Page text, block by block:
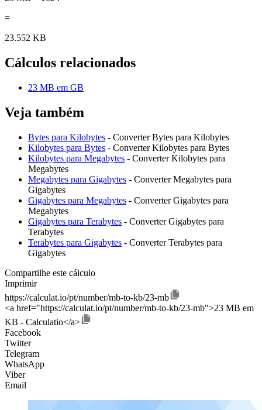
=
23.552 KB
Cálculos relacionados
23 MB em GB
Veja também
Bytes para Kilobytes - Converter Bytes para Kilobytes
Kilobytes para Bytes - Converter Kilobytes para Bytes
Kilobytes para Megabytes - Converter Kilobytes para
Megabytes
Megabytes para Gigabytes - Converter Megabytes para
Gigabytes
Gigabytes para Megabytes - Converter Gigabytes para
Megabytes
Gigabytes para Terabytes - Converter Gigabytes para
Terabytes
Terabytes para Gigabytes - Converter Terabytes para
Gigabytes
Compartilhe este cálculo
Imprimir
https://calculat.io/pt/number/mb-to-kb/23-mb
<a href="https://calculat.io/pt/number/mb-to-kb/23-mb">23 MB em
KB - Calculatio</a>
Facebook
Twitter
Telegram
WhatsApp
Viber
Email